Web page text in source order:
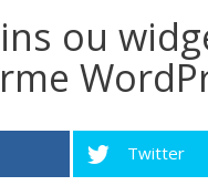
ou
Twitter